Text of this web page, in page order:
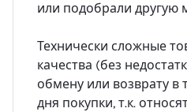
или подобрали другую
Технически сложные
качества (без
обмену или возврату в
дня покупки, т.к.